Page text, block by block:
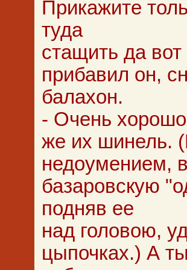
Прикажите
туда
стащить да вот
прибавил он,
балахон.
- Очень
же их шинель.
недоумением,
базаровскую
подняв ее
над головою,
цыпочках.) А